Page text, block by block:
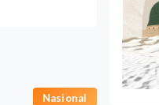
Nasional